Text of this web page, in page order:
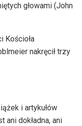
głowami (John
Kościoła
nakręcił trzy
i artykułów
dokładna, ani